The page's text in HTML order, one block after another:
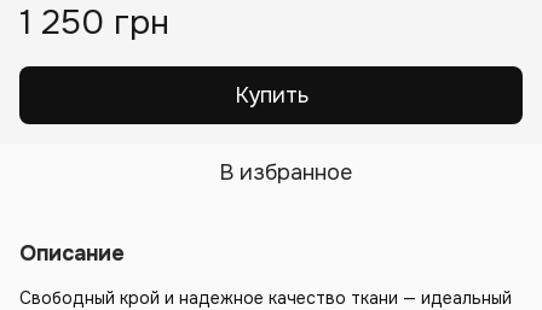
1 250 грн
Купить
В избранное
Описание
Свободный крой и надежное качество ткани — идеальный